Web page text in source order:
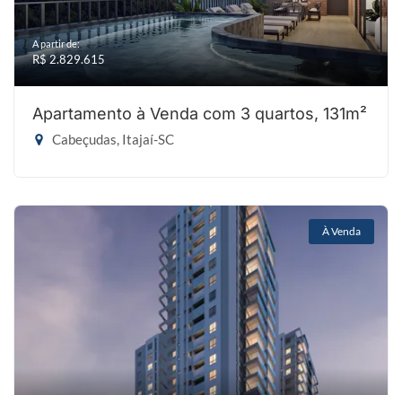
A partir de:
R$ 2.829.615
Apartamento à Venda com 3 quartos, 131m²
Cabeçudas, Itajaí-SC
À Venda